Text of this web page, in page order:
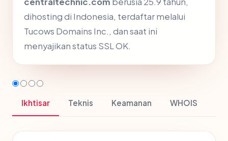
dihosting di Indonesia, terdaftar melalui
Tucows Domains Inc., dan saat ini
menyajikan status SSL OK.
Ikhtisar Teknis Keamanan WHOIS